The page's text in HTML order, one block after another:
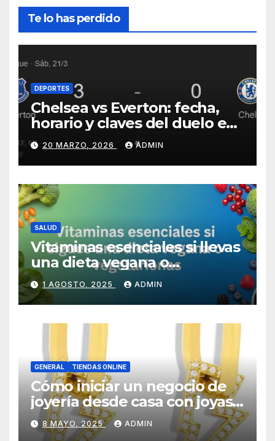
Te lo has perdido
DEPORTES
Chelsea vs Everton: fecha,
horario y claves del duelo en
Stamford Bridge
20 MARZO, 2026 ADMIN
SALUD
Vitaminas esenciales si llevas
una dieta vegana o
vegetariana
1 AGOSTO, 2025 ADMIN
GENERAL TIENDAS ONLINE
Cómo iniciar un negocio de
joyería desde casa con joyas
por mayor
8 MAYO, 2025 ADMIN